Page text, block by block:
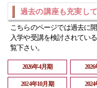
過去の講座も充実し
こちらのページでは過去に
入学や受講を検討されてい
覧下さい。
2026年4月期
2024年10月期